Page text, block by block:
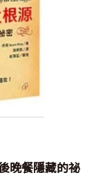
晚餐隱藏的祕